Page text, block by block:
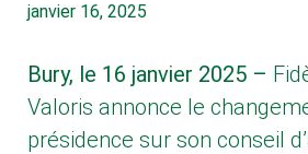
janvier 16, 2025
Bury, le 16 janvier 2025 –
Valoris annonce le
présidence sur son conseil